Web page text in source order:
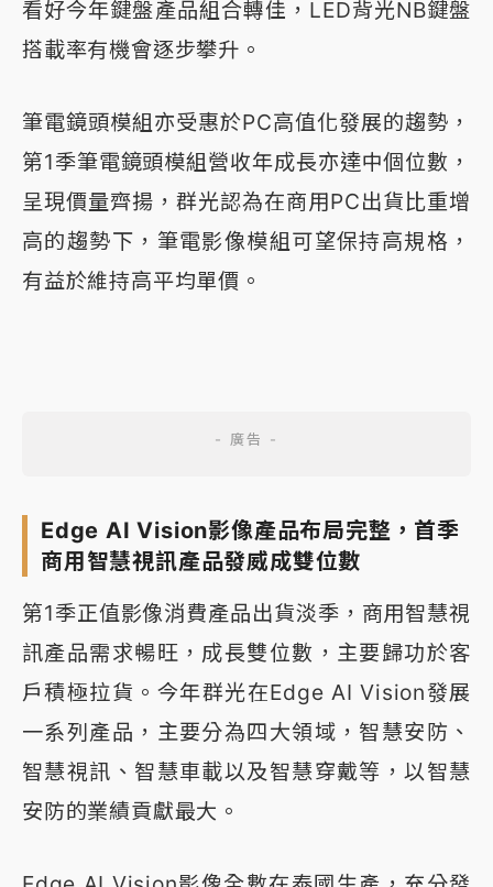
看好今年鍵盤產品組合轉佳，LED背光NB鍵盤
搭載率有機會逐步攀升。
筆電鏡頭模組亦受惠於PC高值化發展的趨勢，
第1季筆電鏡頭模組營收年成長亦達中個位數，
呈現價量齊揚，群光認為在商用PC出貨比重增
高的趨勢下，筆電影像模組可望保持高規格，
有益於維持高平均單價。
Edge AI Vision影像產品布局完整，首季
商用智慧視訊產品發威成雙位數
第1季正值影像消費產品出貨淡季，商用智慧視
訊產品需求暢旺，成長雙位數，主要歸功於客
戶積極拉貨。今年群光在Edge AI Vision發展
一系列產品，主要分為四大領域，智慧安防、
智慧視訊、智慧車載以及智慧穿戴等，以智慧
安防的業績貢獻最大。